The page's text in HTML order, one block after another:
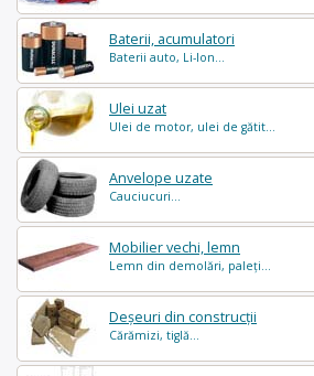
Baterii, acumulatori
Baterii auto, Li-Ion...
Ulei uzat
Ulei de motor, ulei de gătit...
Anvelope uzate
Cauciucuri...
Mobilier vechi, lemn
Lemn din demolări, paleți...
Deșeuri din construcții
Cărămizi, tiglă...